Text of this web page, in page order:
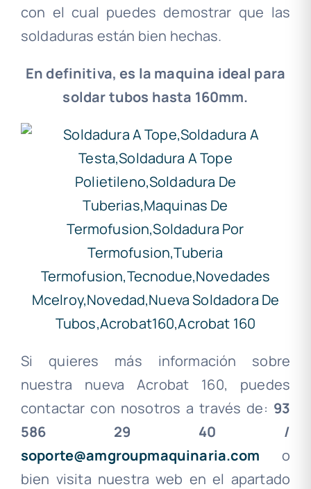
con el cual puedes demostrar que las
soldaduras están bien hechas.
En definitiva, es la maquina ideal para
soldar tubos hasta 160mm.
Si quieres más información sobre
nuestra nueva Acrobat 160, puedes
contactar con nosotros a través de: 93
586 29 40 /
soporte@amgroupmaquinaria.com o
bien visita nuestra web en el apartado